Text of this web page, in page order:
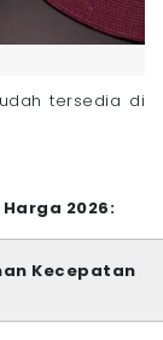
tersedia di
2026:
Kecepatan